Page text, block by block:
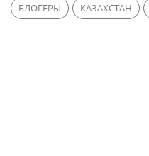
БЛОГЕРЫ КАЗАХСТАН